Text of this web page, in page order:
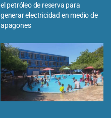
el petróleo de reserva para
generar electricidad en medio de
apagones